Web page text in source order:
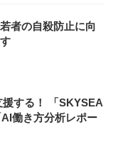
者の自殺防止に向
する！ 「SKYSEA
働き方分析レポー